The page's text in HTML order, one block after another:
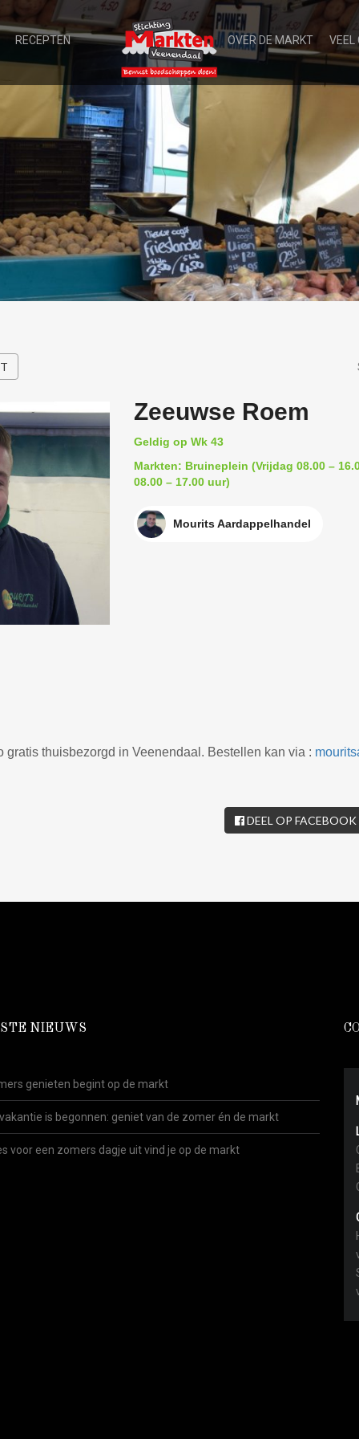
RECEPTEN OVER DE MARKT VEEL
Zeeuwse Roem
Geldig op Wk 43
Markten: Bruineplein (Vrijdag 08.00 –
08.00 – 17.00 uur)
Mourits Aardappelhandel
gratis thuisbezorgd in Veenendaal. Bestellen kan via :
DEEL OP FACEBOOK
NIEUWS
genieten begint op de markt
is begonnen: geniet van de zomer én de markt
voor een zomers dagje uit vind je op de markt